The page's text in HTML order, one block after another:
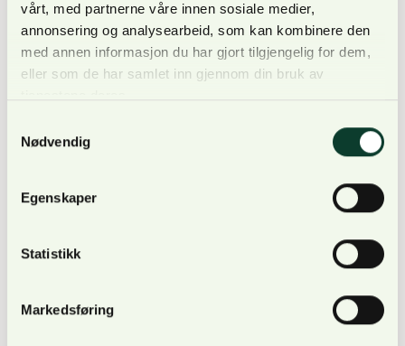
vårt, med partnerne våre innen sosiale medier,
annonsering og analysearbeid, som kan kombinere den
med annen informasjon du har gjort tilgjengelig for dem,
eller som de har samlet inn gjennom din bruk av
Nødvendig
Egenskaper
Statistikk
Markedsføring
Ut over de direkte driftskostnadene med å få
tømmeret fram til skogsbilvei/bilvei, er FOU- og
måleavgift en utgift. På samme måte regnes
skogsbilvei som en driftskostnad som kan være
med på utgiftssida. Ved flere drifter langs samme
kostnadene til brøyting og strøing på den